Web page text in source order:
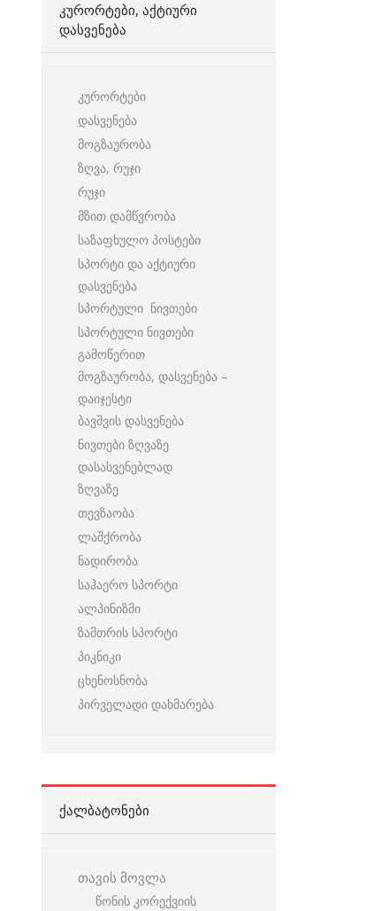
ᲙᲣᲠᲝᲠᲢᲔᲑᲘ, ᲐᲥᲢᲘᲣᲠᲘ
ᲓᲐᲡᲕᲔᲜᲔᲑᲐ
კურორტები
დასვენება
მოგზაურობა
ზღვა, რუჯი
რუჯი
მზით დამწვრობა
საზაფხულო პოსტები
სპორტი და აქტიური
დასვენება
სპორტული ნივთები
სპორტული ნივთები
გამოწერით
მოგზაურობა, დასვენება –
დაიჯესტი
ბავშვის დასვენება
ნივთები ზღვაზე
დასასვენებლად
ზღვაზე
თევზაობა
ლაშქრობა
ნადირობა
საჰაერო სპორტი
ალპინიზმი
ზამთრის სპორტი
პიკნიკი
ცხენოსნობა
პირველადი დახმარება
ᲥᲐᲚᲑᲐᲢᲝᲜᲔᲑᲘ
თავის მოვლა
წონის კორექვიის